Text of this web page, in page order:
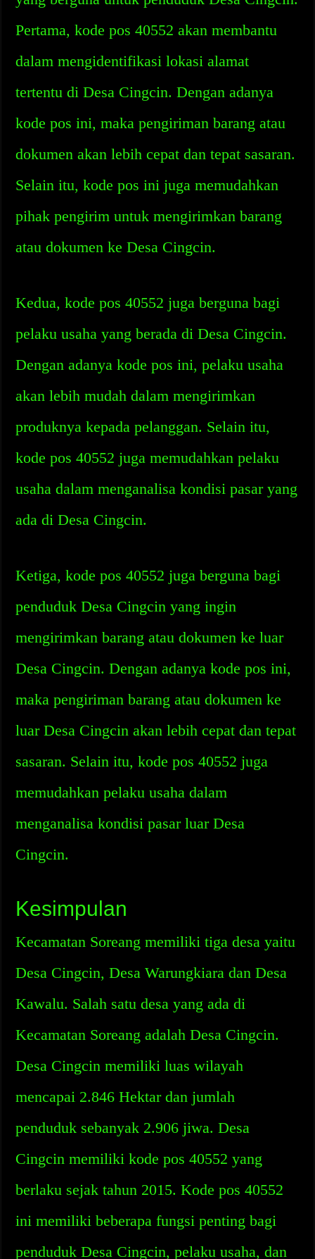
Pertama, kode pos 40552 akan membantu
dalam mengidentifikasi lokasi alamat
tertentu di Desa Cingcin. Dengan adanya
kode pos ini, maka pengiriman barang atau
dokumen akan lebih cepat dan tepat sasaran.
Selain itu, kode pos ini juga memudahkan
pihak pengirim untuk mengirimkan barang
atau dokumen ke Desa Cingcin.
Kedua, kode pos 40552 juga berguna bagi
pelaku usaha yang berada di Desa Cingcin.
Dengan adanya kode pos ini, pelaku usaha
akan lebih mudah dalam mengirimkan
produknya kepada pelanggan. Selain itu,
kode pos 40552 juga memudahkan pelaku
usaha dalam menganalisa kondisi pasar yang
ada di Desa Cingcin.
Ketiga, kode pos 40552 juga berguna bagi
penduduk Desa Cingcin yang ingin
mengirimkan barang atau dokumen ke luar
Desa Cingcin. Dengan adanya kode pos ini,
maka pengiriman barang atau dokumen ke
luar Desa Cingcin akan lebih cepat dan tepat
sasaran. Selain itu, kode pos 40552 juga
memudahkan pelaku usaha dalam
menganalisa kondisi pasar luar Desa
Cingcin.
Kesimpulan
Kecamatan Soreang memiliki tiga desa yaitu
Desa Cingcin, Desa Warungkiara dan Desa
Kawalu. Salah satu desa yang ada di
Kecamatan Soreang adalah Desa Cingcin.
Desa Cingcin memiliki luas wilayah
mencapai 2.846 Hektar dan jumlah
penduduk sebanyak 2.906 jiwa. Desa
Cingcin memiliki kode pos 40552 yang
berlaku sejak tahun 2015. Kode pos 40552
ini memiliki beberapa fungsi penting bagi
penduduk Desa Cingcin, pelaku usaha, dan